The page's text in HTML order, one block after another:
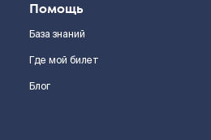
Помощь
База знаний
Где мой билет
Блог